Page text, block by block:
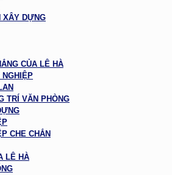
XÂY DỰNG
CỦA LÊ HÀ
TRÍ VĂN PHÒNG
CHE CHẮN
LÊ HÀ